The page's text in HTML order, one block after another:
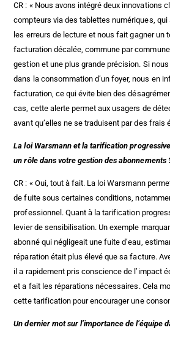
CR : « Nous avons intégré deux innovations
compteurs via des tablettes numériques,
les erreurs de lecture et nous fait gagner un
facturation décalée, commune par
gestion et une plus grande précision. Si
dans la consommation d’un foyer, nous en
facturation, ce qui évite bien des
cas, cette alerte permet aux usagers de
avant qu’elles ne se traduisent par des frais
La loi Warsmann et la tarification
un rôle dans votre gestion des abonnements
CR : « Oui, tout à fait. La loi Warsmann
de fuite sous certaines conditions,
professionnel. Quant à la tarification
levier de sensibilisation. Un exemple
abonné qui négligeait une fuite d’eau,
réparation était plus élevé que sa facture.
il a rapidement pris conscience de l’impact
et a fait les réparations nécessaires. Cela
cette tarification pour encourager une
Un dernier mot sur l’importance de l’équipe